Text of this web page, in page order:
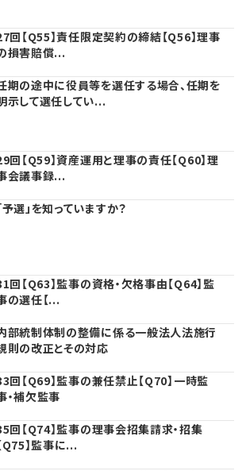
特報
ンリーダーのnote
運営実務の処方箋
会計検定試験一問一答
のための「新公益信託」活用戦略
制度のリアル
の時代の資産運用
ぶ立入検査で想定される指摘事項
モン200インタビュー
のポイント
よりPLUS
紐解く逆引きガイドライン
き合う経営学
人AtoZei
インとは
ー
回【Q55】責任限定契約の締結【Q56】理事
損害賠償...
期の途中に役員等を選任する場合、任期を
示して選任してい...
回【Q59】資産運用と理事の責任【Q60】理
会議事録...
予選」を知っていますか？
回【Q63】監事の資格・欠格事由【Q64】監
の選任【...
部統制体制の整備に係る一般法人法施行
則の改正とその対応
回【Q69】監事の兼任禁止【Q70】一時監
・補欠監事
回【Q74】監事の理事会招集請求・招集
Q75】監事に...